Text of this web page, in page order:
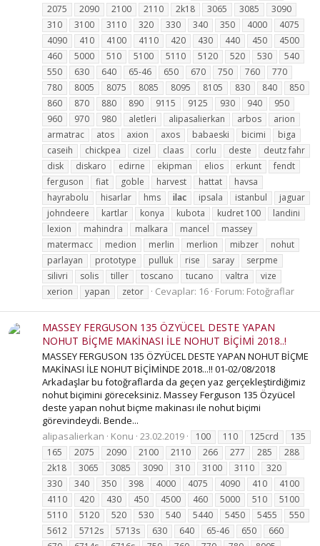
2075
2090 2100 2110 2k18 3065 3085
3090
310
3100 3110 320 330 340 350 4000
4075
4090
410 4100 4110 420 430 440 450
4500
460
5000 510 5100 5110 5120 520 530
540
550
630 640 65-46 650 670 750 760
770
780
8005 8075 8085 8095 8105 830 840
850
860
870 880 890 9115 9125 930 940
950
960
970 980 aletleri alipasalierkan arbos
arion
armatrac
atos axion axos babaeski bicimi
biga
caseih
chickpea cizel claas corlu deste
deutz fahr
disk
diskaro edirne ekipman elios erkunt
fendt
ferguson
fiat goble harvest hattat
havsa
hayrabolu
hisarlar hms ilac ipsala istanbul
jaguar
johndeere
kartlar konya kubota kudret 100
landini
lexion
mahindra malkara mancel
massey
matermacc
medion merlin merlion mibzer
nohut
parlayan
prototype pulluk rise saray
serpme
silivri
solis tiller toscano tucano valtra
vize
xerion
yapan zetor Cevaplar: 16 Forum: Fotoğraflar
MASSEY FERGUSON 135 ÖZYÜCEL DESTE YAPAN
NOHUT BİÇME MAKİNASI İLE NOHUT BİÇİMİ 2018..!
MASSEY FERGUSON 135 ÖZYÜCEL DESTE YAPAN NOHUT BİÇME
MAKİNASI İLE NOHUT BİÇİMİNDE 2018...!! 01-02/08/2018
Arkadaşlar bu fotoğraflarda da geçen yaz gerçekleştirdiğimiz
nohut biçimini göreceksiniz. Massey Ferguson 135 Özyücel
deste yapan nohut biçme makinası ile nohut biçimi
görevindeydi. Bende...
alipasalierkan
Konu 23.02.2019 100 110 125crd
135
165
2075 2090 2100 2110 266 277 285
288
2k18
3065 3085 3090 310 3100 3110
320
330
340 350 398 4000 4075 4090 410
4100
4110
420 430 450 4500 460 5000 510
5100
5110
5120 520 530 540 5440 5450 5455
550
5612
5712s 5713s 630 640 65-46 650
660